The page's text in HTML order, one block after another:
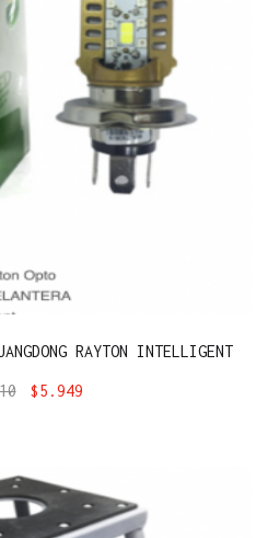
RAYTON INTELLIGENT
$5.949